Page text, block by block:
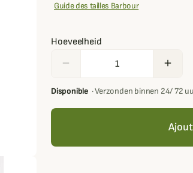
Guide des tailles Barbour
Hoeveelheid
remove add
Disponible ·Verzonden binnen 24/ 72